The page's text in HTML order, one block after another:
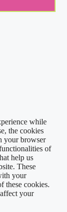
while
the cookies
your browser
of
help us
These
your
these cookies.
your